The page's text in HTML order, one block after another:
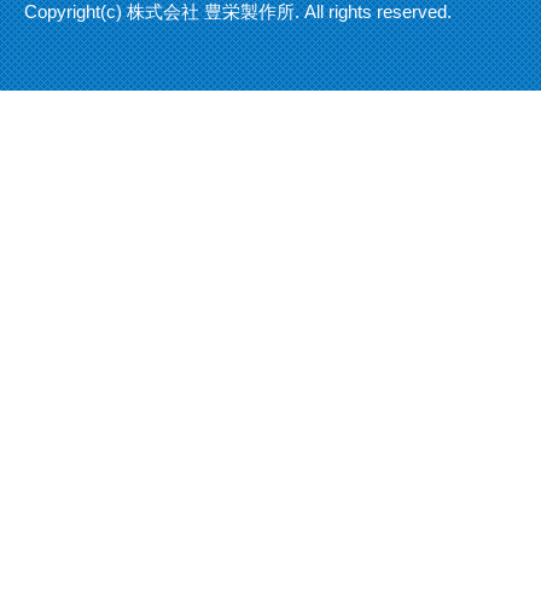
Copyright(c) 株式会社 豊栄製作所. All rights reserved.